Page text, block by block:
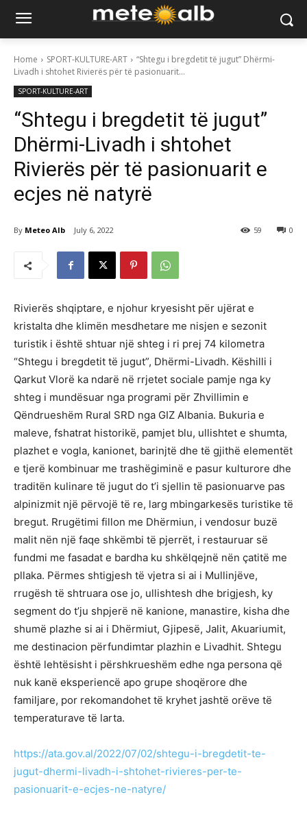
Home SPORT-KULTURE-ART
“Shtegu i bregdetit të jugut” Dhërmi-
Livadh i shtohet Rivierës për të pasionuarit...
SPORT-KULTURE-ART
“Shtegu i bregdetit të jugut”
Dhërmi-Livadh i shtohet
Rivierës për të pasionuarit e
ecjes në natyrë
By Meteo Alb July 6, 2022 0
59
Rivierës shqiptare, e njohur kryesisht për ujërat e
kristalta dhe klimën mesdhetare me nisjen e sezonit
turistik i është shtuar një shteg i ri prej 74 kilometra
“Shtegu i bregdetit të jugut”, Dhërmi-Livadh. Këshilli i
Qarkut Vlorë ka ndarë në rrjetet sociale pamje nga ky
shteg i mundësuar nga programi për Zhvillimin e
Qëndrueshëm Rural SRD nga GIZ Albania. Bukuria e
maleve, fshatrat historikë, pamjet blu, ullishtet e shumta,
plazhet e vogla, kanionet, barinjtë dhe të gjithë elementët
e tjerë kombinuar me trashëgiminë e pasur kulturore dhe
traditën kulinare të jugut do t’i sjellin të pasionuarve pas
alpinizmit një përvojë të re, larg mbingarkesës turistike të
bregut. Rrugëtimi fillon me Dhërmiun, i vendosur buzë
malit nën një faqe shkëmbi të pjerrët, i restauruar së
fundmi me fasadat e bardha ku shkëlqejnë nën çatitë me
pllaka. Përmes shtigjesh të vjetra si ai i Mullinjëve,
rrugësh të shtruara ose jo, ullishtesh dhe brigjesh, ky
segment do t’ju shpjerë në kanione, manastire, kisha dhe
shumë plazhe si ai i Dhërmiut, Gjipesë, Jalit, Akuariumit,
me destinacion përfundimtar plazhin e Livadhit. Shtegu
është lehtësisht i përshkrueshëm edhe nga persona që
nuk kanë eksperiencë apo grupe shoqërore dhe
familjare, por rekomandohet të kryhet jashtë orëve të
temperaturave të larta.
https://ata.gov.al/2022/07/02/shtegu-i-bregdetit-te-
jugut-dhermi-livadh-i-shtohet-rivieres-per-te-
pasionuarit-e-ecjes-ne-natyre/